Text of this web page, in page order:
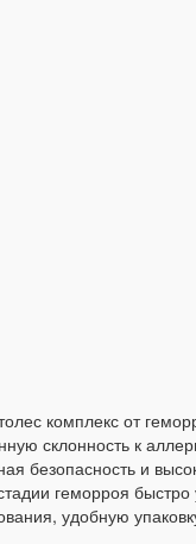
комплекс от
склонность к
безопасность и
геморроя
удобную